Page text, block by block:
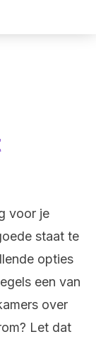
voor je
staat te
opties
een van
over
Let dat